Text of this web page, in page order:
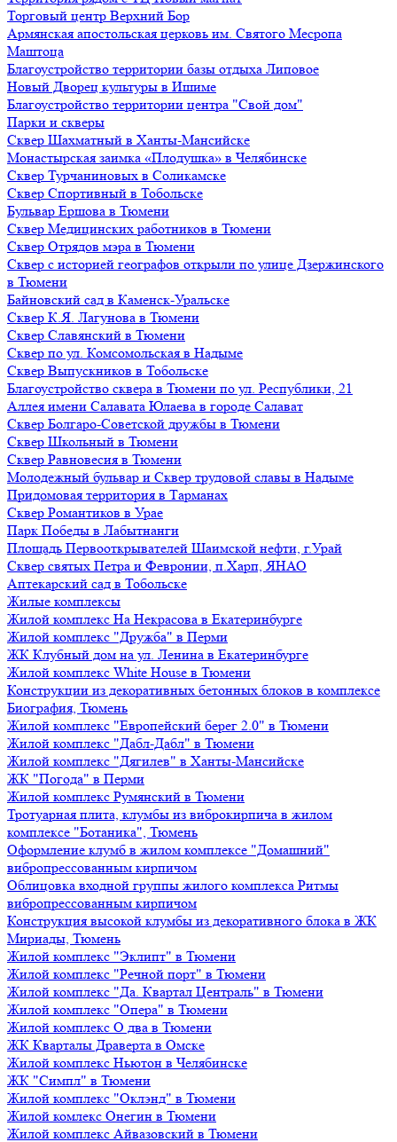
Торговый центр Верхний Бор
Армянская апостольская церковь им. Святого Месропа
Маштоца
Благоустройство территории базы отдыха Липовое
Нoвый Двoрeц культуры в Ишимe
Благоустройство территории центра "Свой дом"
Парки и скверы
Сквер Шахматный в Ханты-Мансийске
Монастырская заимка «Плодушка» в Челябинске
Сквер Турчаниновых в Соликамске
Сквер Спортивный в Тобольске
Бульвар Ершова в Тюмени
Сквер Медицинских работников в Тюмени
Сквер Отрядов мэра в Тюмени
Сквер с историей географов открыли по улице Дзержинского
в Тюмени
Байновский сад в Каменск-Уральске
Сквер К.Я. Лагунова в Тюмени
Сквер Славянский в Тюмени
Сквер по ул. Комсомольская в Надыме
Сквер Выпускников в Тобольске
Благоустройство сквера в Тюмени по ул. Республики, 21
Аллея имени Салавата Юлаева в городе Салават
Сквер Болгаро-Советской дружбы в Тюмени
Сквер Школьный в Тюмени
Сквер Равновесия в Тюмени
Молодежный бульвар и Сквер трудовой славы в Надыме
Придомовая территория в Тарманах
Сквер Романтиков в Урае
Парк Победы в Лабытнанги
Площадь Первооткрывателей Шаимской нефти, г.Урай
Сквер святых Петра и Февронии, п.Харп, ЯНАО
Аптекарский сад в Тобольске
Жилые комплексы
Жилой комплекс На Некрасова в Екатеринбурге
Жилой комплекс "Дружба" в Перми
ЖК Клубный дом на ул. Ленина в Екатеринбурге
Жилой комплекс White House в Тюмени
Конструкции из декоративных бетонных блоков в комплексе
Биография, Тюмень
Жилой комплекс "Европейский берег 2.0" в Тюмени
Жилой комплекс "Дабл-Дабл" в Тюмени
Жилой комплекс "Дягилев" в Ханты-Мансийске
ЖК "Погода" в Перми
Жилой комплекс Румянский в Тюмени
Тротуарная плита, клумбы из виброкирпича в жилом
комплексе "Ботаника", Тюмень
Оформление клумб в жилом комплексе "Домашний"
вибропрессованным кирпичом
Облицовка входной группы жилого комплекса Ритмы
вибропрессованным кирпичом
Конструкция высокой клумбы из декоративного блока в ЖК
Мириады, Тюмень
Жилой комплекс "Эклипт" в Тюмени
Жилой комплекс "Речной порт" в Тюмени
Жилой комплекс "Да. Квартал Централь" в Тюмени
Жилой комплекс "Опера" в Тюмени
Жилой комплекс О два в Тюмени
ЖК Кварталы Драверта в Омске
Жилой комплекс Ньютон в Челябинске
ЖК "Симпл" в Тюмени
Жилой комплекс "Оклэнд" в Тюмени
Жилой комлекс Онегин в Тюмени
Жилой комплекс Айвазовский в Тюмени